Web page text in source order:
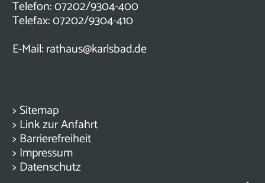
Telefon: 07202/9304-400
Telefax: 07202/9304-410
E-Mail:rathaus@karlsbad.de
> Sitemap
> Link zur Anfahrt
> Barrierefreiheit
> Impressum
> Datenschutz